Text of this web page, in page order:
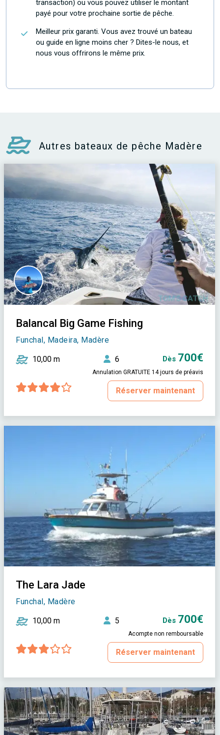
transaction) ou vous pouvez utiliser le montant
payé pour votre prochaine sortie de pêche.
Meilleur prix garanti. Vous avez trouvé un bateau
ou guide en ligne moins cher ? Dites-le nous, et
nous vous offrirons le même prix.
Autres bateaux de pêche Madère
Balancal Big Game Fishing
Funchal, Madeira, Madère
10,00 m 6 Dès 700€
Annulation GRATUITE 14 jours de préavis
Réserver maintenant
The Lara Jade
Funchal, Madère
10,00 m 5 Dès 700€
Acompte non remboursable
Réserver maintenant